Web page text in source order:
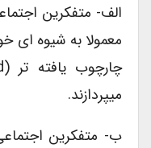
میپردازند.
ب- متفکرین